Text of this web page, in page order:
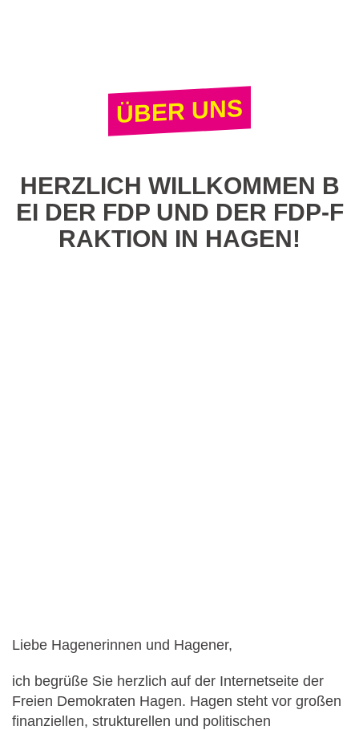
ÜBER UNS
HERZLICH WILLKOMMEN B
EI DER FDP UND DER FDP-F
RAKTION IN HAGEN!
Liebe Hagenerinnen und Hagener,
ich begrüße Sie herzlich auf der Internetseite der
Freien Demokraten Hagen. Hagen steht vor großen
finanziellen, strukturellen und politischen